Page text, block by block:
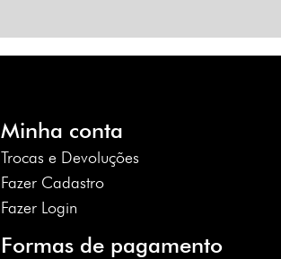
Minha conta
Trocas e Devoluções
Fazer Cadastro
Fazer Login
Formas de pagamento